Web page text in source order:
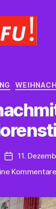
11.
Kommentare